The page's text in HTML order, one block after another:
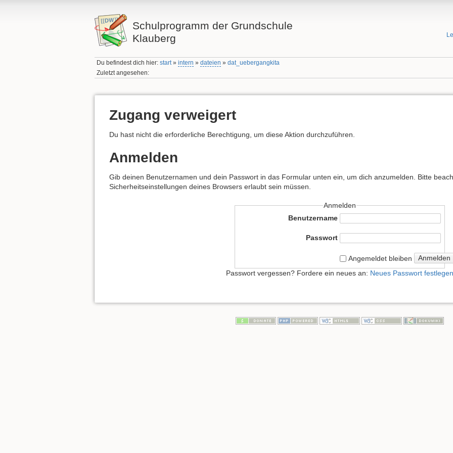
Schulprogramm der Grundschule
Klauberg
Du befindest dich hier:start»intern »dateien »dat_uebergangkita
Zuletzt angesehen:
Zugang verweigert
Du hast nicht die erforderliche Berechtigung, um diese Aktion durchzuführen.
Anmelden
Gib deinen Benutzernamen und dein Passwort in das Formular unten ein, um dich anzumelden. Bitte
Sicherheitseinstellungen deines Browsers erlaubt sein müssen.
Anmelden
Benutzername
Passwort
Angemeldet bleiben
Anmelden
Passwort vergessen? Fordere ein neues an: Neues Passwort festlegen